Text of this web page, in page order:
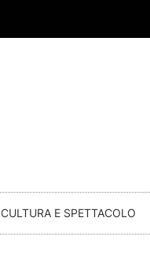
CULTURA E SPETTACOLO